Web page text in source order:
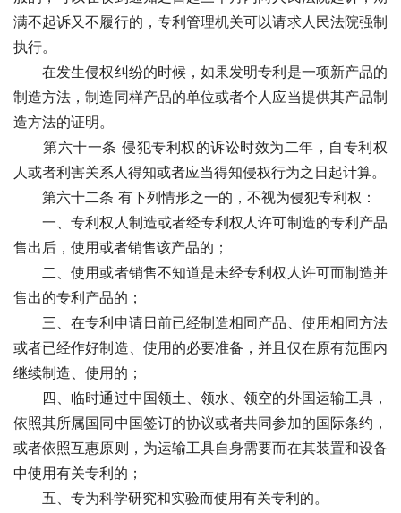
满不起诉又不履行的，专利管理机关可以请求人民法院强制
执行。
在发生侵权纠纷的时候，如果发明专利是一项新产品的
制造方法，制造同样产品的单位或者个人应当提供其产品制
造方法的证明。
第六十一条 侵犯专利权的诉讼时效为二年，自专利权
人或者利害关系人得知或者应当得知侵权行为之日起计算。
第六十二条 有下列情形之一的，不视为侵犯专利权：
一、专利权人制造或者经专利权人许可制造的专利产品
售出后，使用或者销售该产品的；
二、使用或者销售不知道是未经专利权人许可而制造并
售出的专利产品的；
三、在专利申请日前已经制造相同产品、使用相同方法
或者已经作好制造、使用的必要准备，并且仅在原有范围内
继续制造、使用的；
四、临时通过中国领土、领水、领空的外国运输工具，
依照其所属国同中国签订的协议或者共同参加的国际条约，
或者依照互惠原则，为运输工具自身需要而在其装置和设备
中使用有关专利的；
五、专为科学研究和实验而使用有关专利的。